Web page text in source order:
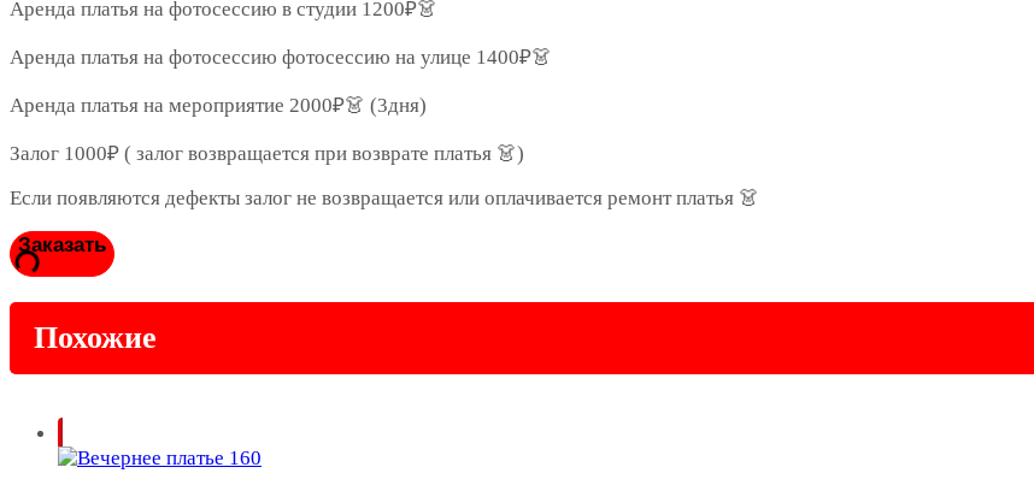
Аренда платья на фотосессию в студии 1200₽👗
Аренда платья на фотосессию фотосессию на улице 1400₽👗
Аренда платья на мероприятие 2000₽👗 (3дня)
Залог 1000₽ ( залог возвращается при возврате платья 👗)
Если появляются дефекты залог не возвращается или оплачивается ремонт платья 👗
Заказать
Похожие